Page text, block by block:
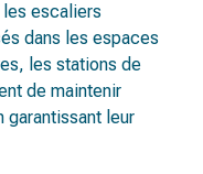
escaliers
dans les espaces
les stations de
de maintenir
garantissant leur